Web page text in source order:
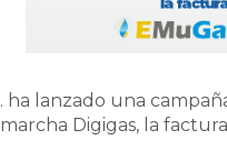
ha lanzado una
Digigas, la